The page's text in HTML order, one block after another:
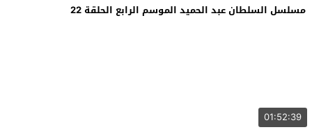
مسلسل السلطان عبد الحميد الموسم الرابع الحلقة 22
01:52:39